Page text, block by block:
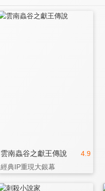
4.9
雲南蟲谷之獻王傳說
經典IP重現大銀幕